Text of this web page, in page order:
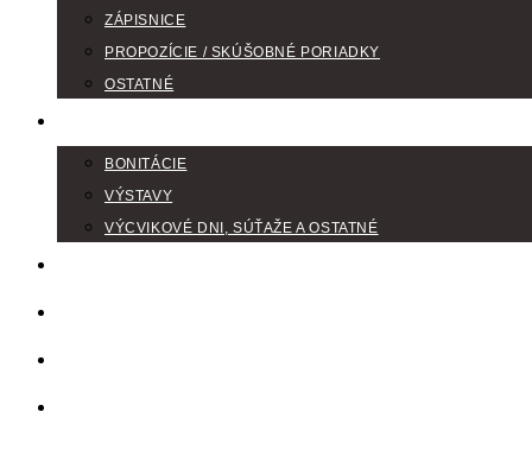
ZÁPISNICE
PROPOZÍCIE / SKÚŠOBNÉ PORIADKY
OSTATNÉ
BONITÁCIE
VÝSTAVY
VÝCVIKOVÉ DNI, SÚŤAŽE A OSTATNÉ